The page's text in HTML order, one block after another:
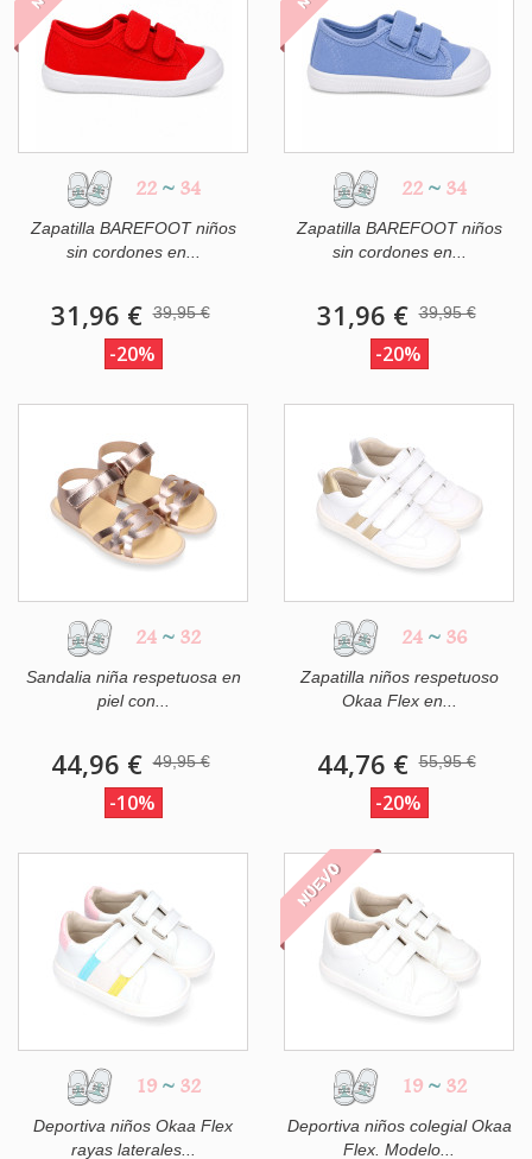
22 ~ 34
Zapatilla BAREFOOT niños
sin cordones en...
31,96 € 39,95 €
-20%
22 ~ 34
Zapatilla BAREFOOT niños
sin cordones en...
31,96 € 39,95 €
-20%
24 ~ 32
Sandalia niña respetuosa en
piel con...
44,96 € 49,95 €
-10%
24 ~ 36
Zapatilla niños respetuoso
Okaa Flex en...
44,76 € 55,95 €
-20%
19 ~ 32
Deportiva niños Okaa Flex
rayas laterales...
NUEVO
19 ~ 32
Deportiva niños colegial Okaa
Flex. Modelo...